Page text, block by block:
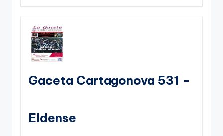
Gaceta Cartagonova 531 –
Eldense